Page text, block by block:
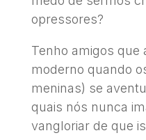
opressores?
Tenho amigos que
moderno quando
meninas) se
quais nós nunca
vangloriar de que